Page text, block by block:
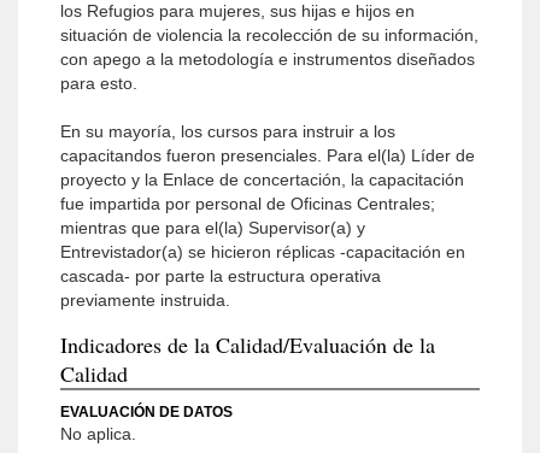
los Refugios para mujeres, sus hijas e hijos en
situación de violencia la recolección de su información,
con apego a la metodología e instrumentos diseñados
para esto.
En su mayoría, los cursos para instruir a los
capacitandos fueron presenciales. Para el(la) Líder de
proyecto y la Enlace de concertación, la capacitación
fue impartida por personal de Oficinas Centrales;
mientras que para el(la) Supervisor(a) y
Entrevistador(a) se hicieron réplicas -capacitación en
cascada- por parte la estructura operativa
previamente instruida.
Indicadores de la Calidad/Evaluación de la
Calidad
EVALUACIÓN DE DATOS
No aplica.